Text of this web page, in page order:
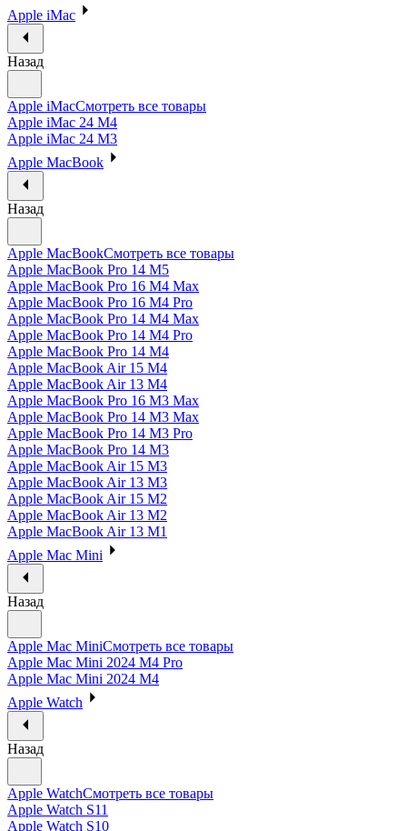
Apple iMac
Назад
Apple iMacСмотреть все товары
Apple iMac 24 M4
Apple iMac 24 M3
Apple MacBook
Назад
Apple MacBookСмотреть все товары
Apple MacBook Pro 14 M5
Apple MacBook Pro 16 M4 Max
Apple MacBook Pro 16 M4 Pro
Apple MacBook Pro 14 M4 Max
Apple MacBook Pro 14 M4 Pro
Apple MacBook Pro 14 M4
Apple MacBook Air 15 M4
Apple MacBook Air 13 M4
Apple MacBook Pro 16 M3 Max
Apple MacBook Pro 14 M3 Max
Apple MacBook Pro 14 M3 Pro
Apple MacBook Pro 14 M3
Apple MacBook Air 15 M3
Apple MacBook Air 13 M3
Apple MacBook Air 15 M2
Apple MacBook Air 13 M2
Apple MacBook Air 13 M1
Apple Mac Mini
Назад
Apple Mac MiniСмотреть все товары
Apple Mac Mini 2024 M4 Pro
Apple Mac Mini 2024 M4
Apple Watch
Назад
Apple WatchСмотреть все товары
Apple Watch S11
Apple Watch S10